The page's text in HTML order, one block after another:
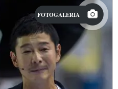
FOTOGALERÍA